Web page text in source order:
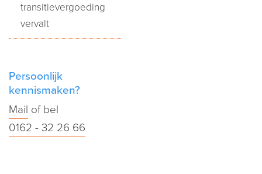
transitievergoeding
vervalt
Persoonlijk
kennismaken?
Mail of bel
0162 - 32 26 66